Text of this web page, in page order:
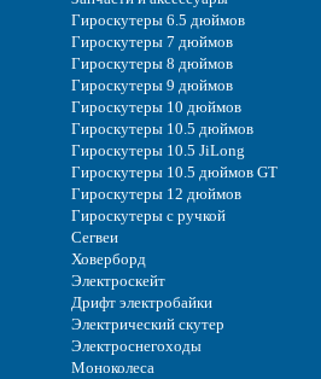
Гироскутеры 6.5 дюймов
Гироскутеры 7 дюймов
Гироскутеры 8 дюймов
Гироскутеры 9 дюймов
Гироскутеры 10 дюймов
Гироскутеры 10.5 дюймов
Гироскутеры 10.5 JiLong
Гироскутеры 10.5 дюймов GT
Гироскутеры 12 дюймов
Гироскутеры с ручкой
Сегвеи
Ховерборд
Электроскейт
Дрифт электробайки
Электрический скутер
Электроснегоходы
Моноколеса